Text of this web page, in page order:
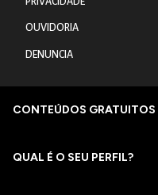
OUVIDORIA
DENUNCIA
CONTEÚDOS GRATUITOS
QUAL É O SEU PERFIL?